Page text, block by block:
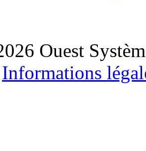
Ouest
Informations